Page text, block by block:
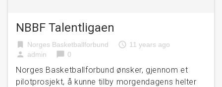
NBBF Talentligaen
bookmark Norges Basketballforbund access_time 11 years ago
person admin chat_bubble 0
Norges Basketballforbund ønsker, gjennom et
pilotprosjekt, å kunne tilby morgendagens helter